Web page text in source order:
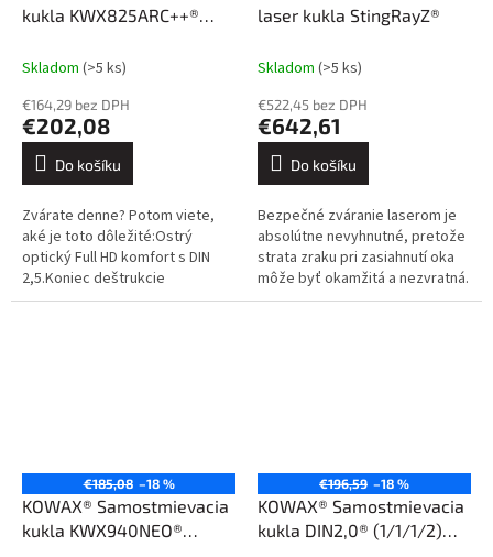
kukla KWX825ARC++®
Skladom (>5 ks)
€164,29 bez DPH
€202,08
Do košíku
Zvárate denne? Potom viete,
aké je toto dôležité:Ostrý
optický Full HD komfort s DIN
2,5.Koniec deštrukcie
elektroniky.Piaty zmysel pre
laser kukla StingRayZ®
Skladom (>5 ks)
€522,45 bez DPH
€642,61
Do košíku
Bezpečné zváranie laserom je
absolútne nevyhnutné, pretože
strata zraku pri zasiahnutí oka
môže byť okamžitá a nezvratná.
Takúto bezpečnosť ponúka
€185,08 –18 %
KOWAX® Samostmievacia
kukla KWX940NEO®
€196,59 –18 %
KOWAX® Samostmievacia
kukla DIN2,0® (1/1/1/2)